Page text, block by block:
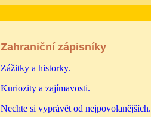
Zahraniční zápisníky
Zážitky a historky.
Kuriozity a zajímavosti.
Nechte si vyprávět od nejpovolanějších.